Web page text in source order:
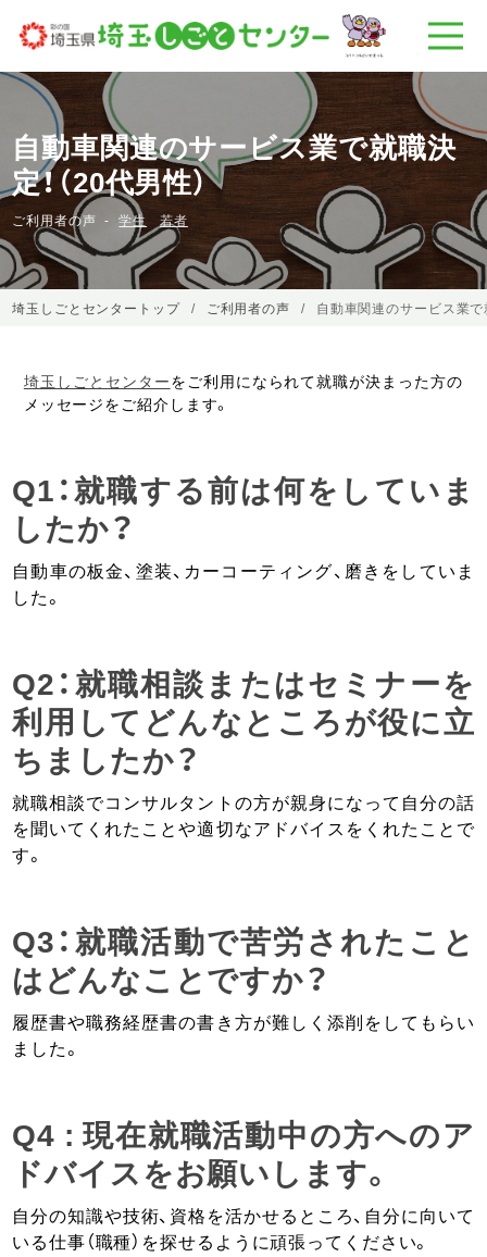
自動車関連のサービス業で就職決
定！（20代男性）
ご利用者の声 学生 若者
埼玉しごとセンタートップ ご利用者の声 自動車関連のサービス業で
埼玉しごとセンターをご利用になられて就職が決まった方の
メッセージをご紹介します。
Q1：就職する前は何をしていま
したか？
自動車の板金、塗装、カーコーティング、磨きをしていま
した。
Q2：就職相談またはセミナーを
利用してどんなところが役に立
ちましたか？
就職相談でコンサルタントの方が親身になって自分の話
を聞いてくれたことや適切なアドバイスをくれたことで
す。
Q3：就職活動で苦労されたこと
はどんなことですか？
履歴書や職務経歴書の書き方が難しく添削をしてもらい
ました。
Q4 : 現在就職活動中の方へのア
ドバイスをお願いします。
自分の知識や技術、資格を活かせるところ、自分に向いて
いる仕事（職種）を探せるように頑張ってください。